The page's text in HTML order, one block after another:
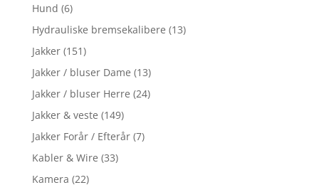
Hund (6)
Hydrauliske bremsekalibere (13)
Jakker (151)
Jakker / bluser Dame (13)
Jakker / bluser Herre (24)
Jakker & veste (149)
Jakker Forår / Efterår (7)
Kabler & Wire (33)
Kamera (22)